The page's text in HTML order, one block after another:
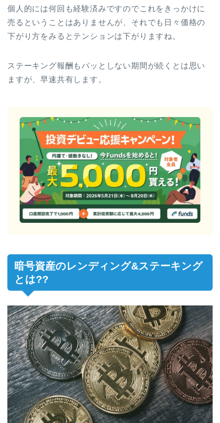
個人的には何回も経験済みですのでこれをきっかけに
売るということはありませんが、それでも日々価格の
下がり方をみるとテンションは下がりますね。
ステーキング報酬もパッとしない期間が続くとは思い
ますが、早速共有します。
暗号資産のレンディング&ステーキング
とは??